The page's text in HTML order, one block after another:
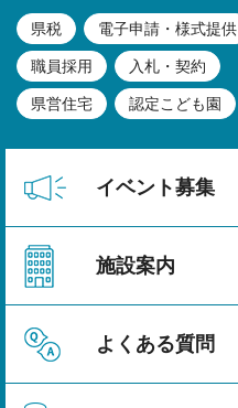
県税 電子申請・様式提供
職員採用 入札・契約
県営住宅 認定こども園
イベント募集
施設案内
よくある質問